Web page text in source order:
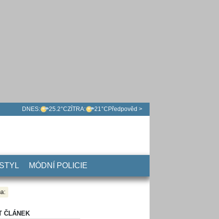
DNES: 25.2°CZÍTRA: 21°C Předpověd >
MÓDNÍ POLICIE
ČLÁNEK